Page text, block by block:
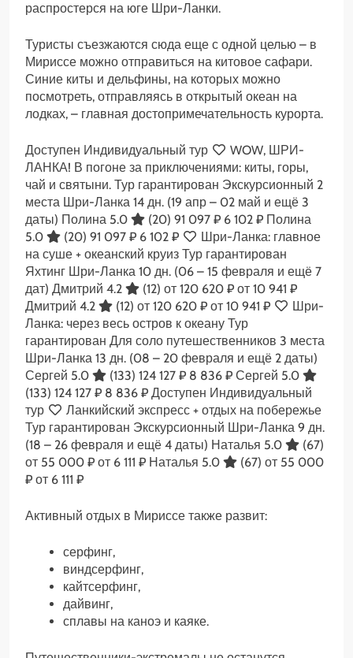
распростерся на юге Шри-Ланки.
Туристы съезжаются сюда еще с одной целью – в
Мириссе можно отправиться на китовое сафари.
Синие киты и дельфины, на которых можно
посмотреть, отправляясь в открытый океан на
лодках, – главная достопримечательность курорта.
Доступен Индивидуальный тур
WOW, ШРИ-
ЛАНКА! В погоне за приключениями: киты, горы,
чай и святыни. Тур гарантирован Экскурсионный 2
места Шри-Ланка 14 дн. (19 апр – 02 май и ещё 3
даты) Полина 5.0 (20) 91 097 ₽ 6 102 ₽ Полина
5.0
(20) 91 097 ₽ 6 102 ₽
Шри-Ланка: главное
на суше + океанский круиз Тур гарантирован
Яхтинг Шри-Ланка 10 дн. (06 – 15 февраля и ещё 7
дат) Дмитрий 4.2 (12) от 120 620 ₽ от 10 941 ₽
Дмитрий 4.2
(12) от 120 620 ₽ от 10 941 ₽
Шри-
Ланка: через весь остров к океану Тур
гарантирован Для соло путешественников 3 места
Шри-Ланка 13 дн. (08 – 20 февраля и ещё 2 даты)
Сергей 5.0
(133) 124 127 ₽ 8 836 ₽ Сергей 5.0
(133) 124 127 ₽ 8 836 ₽ Доступен Индивидуальный
тур
Ланкийский экспресс + отдых на побережье
Тур гарантирован Экскурсионный Шри-Ланка 9 дн.
(18 – 26 февраля и ещё 4 даты) Наталья 5.0
(67)
от 55 000 ₽ от 6 111 ₽ Наталья 5.0 (67) от 55 000
₽ от 6 111 ₽
Активный отдых в Мириссе также развит:
серфинг,
виндсерфинг,
кайтсерфинг,
дайвинг,
сплавы на каноэ и каяке.